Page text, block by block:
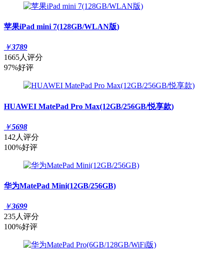
苹果iPad mini 7(128GB/WLAN版)
￥3789
1665人评分
97%好评
HUAWEI MatePad Pro Max(12GB/256GB/悦享款)
￥5698
142人评分
100%好评
华为MatePad Mini(12GB/256GB)
￥3699
235人评分
100%好评